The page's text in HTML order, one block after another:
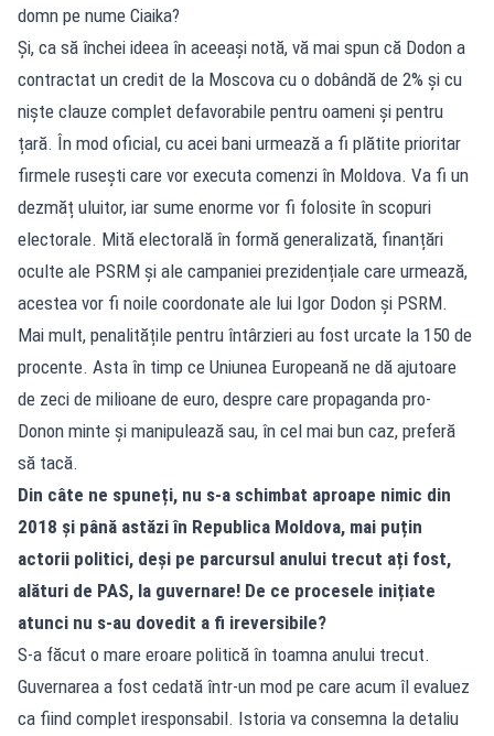
domn pe nume Ciaika?
Și, ca să închei ideea în aceeași notă, vă mai spun că Dodon a
contractat un credit de la Moscova cu o dobândă de 2% și cu
niște clauze complet defavorabile pentru oameni și pentru
țară. În mod oficial, cu acei bani urmează a fi plătite prioritar
firmele rusești care vor executa comenzi în Moldova. Va fi un
dezmăț uluitor, iar sume enorme vor fi folosite în scopuri
electorale. Mită electorală în formă generalizată, finanțări
oculte ale PSRM și ale campaniei prezidențiale care urmează,
acestea vor fi noile coordonate ale lui Igor Dodon și PSRM.
Mai mult, penalitățile pentru întârzieri au fost urcate la 150 de
procente. Asta în timp ce Uniunea Europeană ne dă ajutoare
de zeci de milioane de euro, despre care propaganda pro-
Donon minte și manipulează sau, în cel mai bun caz, preferă
să tacă.
Din câte ne spuneți, nu s-a schimbat aproape nimic din
2018 și până astăzi în Republica Moldova, mai puțin
actorii politici, deși pe parcursul anului trecut ați fost,
alături de PAS, la guvernare! De ce procesele inițiate
atunci nu s-au dovedit a fi ireversibile?
S-a făcut o mare eroare politică în toamna anului trecut.
Guvernarea a fost cedată într-un mod pe care acum îl evaluez
ca fiind complet iresponsabil. Istoria va consemna la detaliu